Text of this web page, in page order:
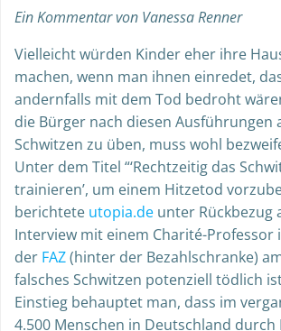
Ein Kommentar von Vanessa Renner
Vielleicht würden Kinder eher ihre
machen, wenn man ihnen einredet,
andernfalls mit dem Tod bedroht
die Bürger nach diesen Ausführungen
Schwitzen zu üben, muss wohl
Unter dem Titel “‘Rechtzeitig das
trainieren’, um einem Hitzetod
berichtete utopia.de unter Rückbezug
Interview mit einem Charité-Professor
der FAZ(hinter der Bezahlschranke)
falsches Schwitzen potenziell tödlich
Einstieg behauptet man, dass im
4.500 Menschen in Deutschland durch